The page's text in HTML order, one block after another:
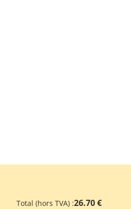
Total (hors TVA) :26.70 €